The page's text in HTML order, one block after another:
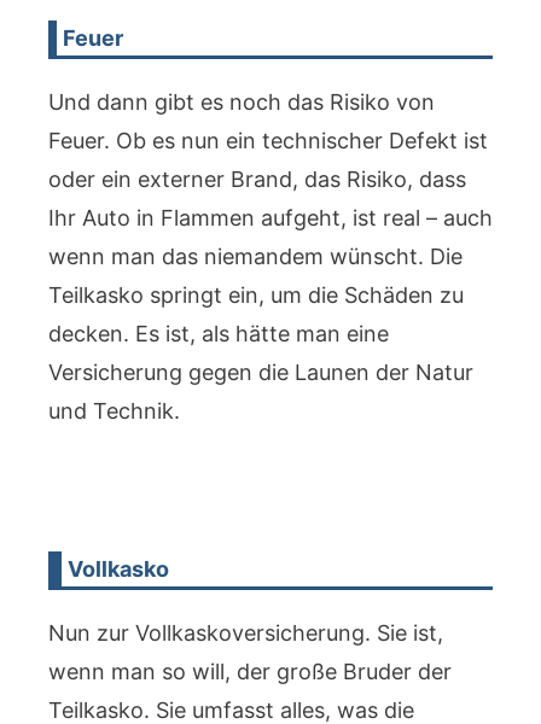
Feuer
Und dann gibt es noch das Risiko von
Feuer. Ob es nun ein technischer Defekt ist
oder ein externer Brand, das Risiko, dass
Ihr Auto in Flammen aufgeht, ist real – auch
wenn man das niemandem wünscht. Die
Teilkasko springt ein, um die Schäden zu
decken. Es ist, als hätte man eine
Versicherung gegen die Launen der Natur
und Technik.
Vollkasko
Nun zur Vollkaskoversicherung. Sie ist,
wenn man so will, der große Bruder der
Teilkasko. Sie umfasst alles, was die